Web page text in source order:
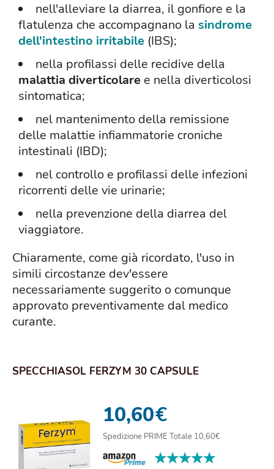
nell'alleviare la diarrea, il gonfiore e la
flatulenza che accompagnano la sindrome
dell'intestino irritabile (IBS);
nella profilassi delle recidive della
malattia diverticolare e nella diverticolosi
sintomatica;
nel mantenimento della remissione
delle malattie infiammatorie croniche
intestinali (IBD);
nel controllo e profilassi delle infezioni
ricorrenti delle vie urinarie;
nella prevenzione della diarrea del
viaggiatore.
Chiaramente, come già ricordato, l'uso in
simili circostanze dev'essere
necessariamente suggerito o comunque
approvato preventivamente dal medico
curante.
SPECCHIASOL FERZYM 30 CAPSULE
10,60€
Spedizione PRIME Totale 10,60€
★★★★★
★★★★★